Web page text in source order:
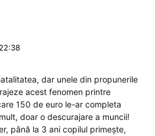
dar unele din propunerile
acest fenomen printre
150 de euro le-ar completa
doar o descurajare a muncii!
până la 3 ani copilul primește,